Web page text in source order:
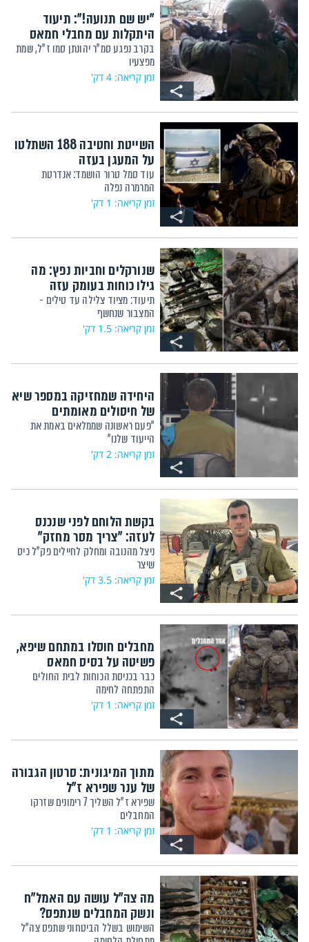
"יש שם תנועה!": תיעוד
היתקלות עם מחבלי חמאס
בקרב נפגע סמ"ר יהונתן סמו ז"ל, שמת
מפצעיו
זמן קריאה: 4 דק'
השייטת וחטיבה 188 השתלטו
על המעגן בעזה
עוד סמל טרור הושמד: אנדרטת
המרמרה נפלה
זמן קריאה: 1 דק'
שנורקלים וחביות נפץ: מה
גילו כוחות בעומק עזה
תיעוד: מציוד צלילה עד טילים -
המצבור שנחשף
זמן קריאה: 1.5 דק'
היחידה שמחזיקה במספר שיא
של חיסולים מאומתים
"פעם ראשונה שממלאים באמת את
הייעוד שלנו"
זמן קריאה: 2 דק'
בקשת הלוחם לפני שנכנס
לעזה: "צריך מסר מחזק"
ניצל מהנובה ומחלק לחיילים פק"ל כיס
שיצר
זמן קריאה: 3.5 דק'
מחבלים חוסלו במתחם שיפא,
פשיטה על בסיס חמאס
כבר בכניסת הכוחות לבית החולים
התפתחה לחימה
זמן קריאה: 1 דק'
מתוך המיגונית: סרטון הגבורה
של ענר שפירא ז"ל
שפירא ז"ל השליך 7 רימונים שזרקו
המחבלים
זמן קריאה: 1 דק'
מה צה"ל עושה עם האמל"ח
ונשק המחבלים שנתפס?
השימוש בשלל הביטחוני שתפס צה"ל